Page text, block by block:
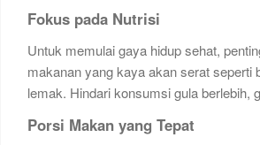
Fokus pada Nutrisi
Untuk memulai gaya hidup sehat,
makanan yang kaya akan serat seperti
lemak. Hindari konsumsi gula berlebih,
Porsi Makan yang Tepat